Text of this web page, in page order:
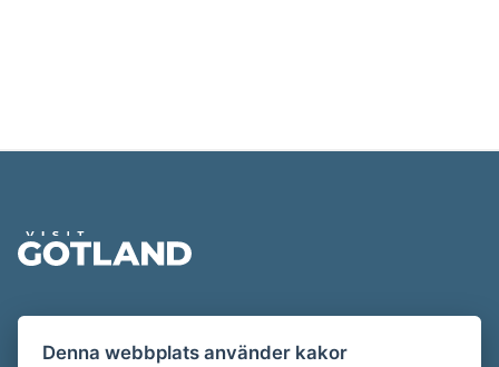
Evenemangskalendern presenteras av
Destination Gotland påvisitgotland.se.
Denna webbplats använder kakor